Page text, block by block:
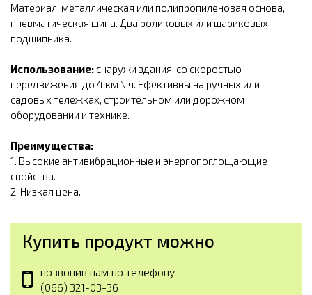
Материал: металлическая или полипропиленовая основа,
пневматическая шина. Два роликовых или шариковых
подшипника.
Использование: снаружи здания, со скоростью
передвижения до 4 км \ ч. Ефективны на ручных или
садовых тележках, строительном или дорожном
оборудовании и технике.
Преимущества:
1. Высокие антивибрационные и энергопоглощающие
свойства.
2. Низкая цена.
Купить продукт можно
позвонив нам по телефону
(066) 321-03-36